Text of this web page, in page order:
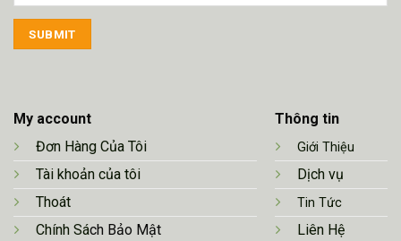
My account
Đơn Hàng Của Tôi
Tài khoản của tôi
Thoát
Chính Sách Bảo Mật
Thông tin
Giới Thiệu
Dịch vụ
Tin Tức
Liên Hệ